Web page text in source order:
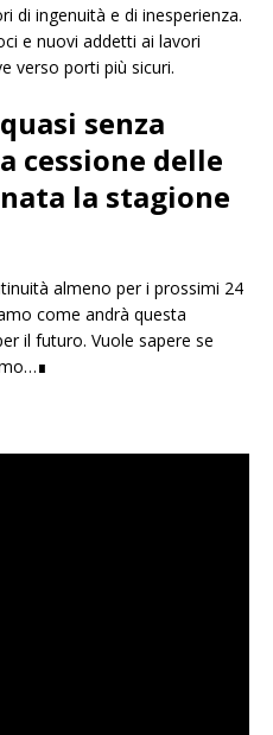
di ingenuità e di inesperienza.
e nuovi addetti ai lavori
verso porti più sicuri.
senza
cessione delle
la stagione
almeno per i prossimi 24
come andrà questa
il futuro. Vuole sapere se